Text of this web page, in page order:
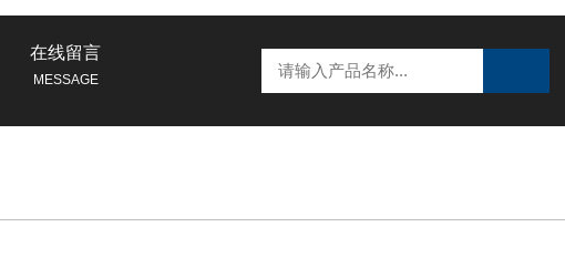
在线留言
MESSAGE